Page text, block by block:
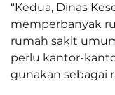
“Kedua, Dinas
memperbanyak
rumah sakit
perlu kantor-
gunakan sebagai